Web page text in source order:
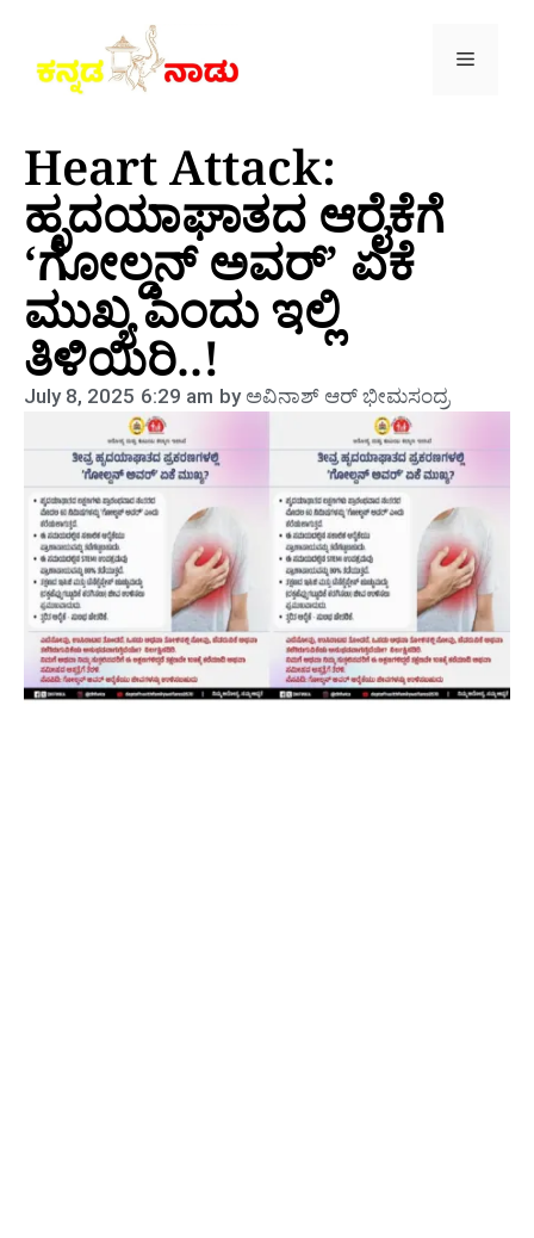
Heart Attack:
ಹೃದಯಾಘಾತದ ಆರೈಕೆಗೆ
‘ಗೋಲ್ಡನ್ ಅವರ್’ ಏಕೆ
ಮುಖ್ಯ ಎಂದು ಇಲ್ಲಿ‌
ತಿಳಿಯಿರಿ..!
July 8, 2025 6:29 am byಅವಿನಾಶ್‌ ಆರ್‌ ಭೀಮಸಂದ್ರ